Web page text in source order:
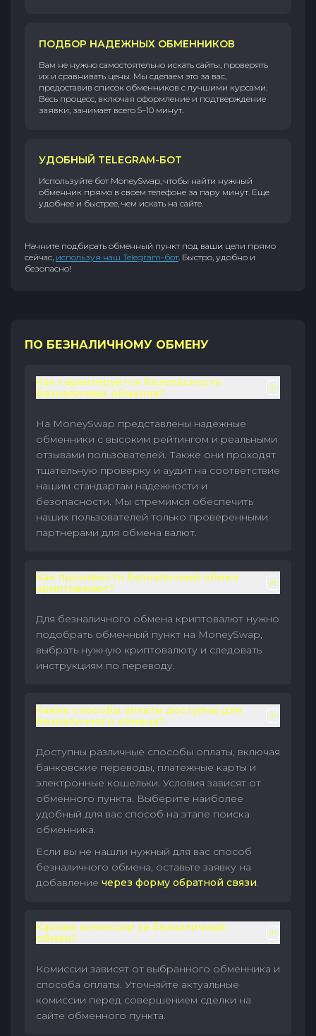
ПОДБОР НАДЕЖНЫХ ОБМЕННИКОВ
Вам не нужно самостоятельно искать сайты, проверять
их и сравнивать цены. Мы сделаем это за вас,
предоставив список обменников с лучшими курсами.
Весь процесс, включая оформление и подтверждение
заявки, занимает всего 5–10 минут.
УДОБНЫЙ TELEGRAM-БОТ
Используйте бот MoneySwap, чтобы найти нужный
обменник прямо в своем телефоне за пару минут. Еще
удобнее и быстрее, чем искать на сайте.
Начните подбирать обменный пункт под ваши цели прямо
сейчас, используя наш Telegram-бот. Быстро, удобно и
безопасно!
ПО БЕЗНАЛИЧНОМУ ОБМЕНУ
Как гарантируется безопасность
безналичных обменов?
На MoneySwap представлены надежные
обменники с высоким рейтингом и реальными
отзывами пользователей. Также они проходят
тщательную проверку и аудит на соответствие
нашим стандартам надежности и
безопасности. Мы стремимся обеспечить
наших пользователей только проверенными
партнерами для обмена валют.
Как произвести безналичный обмен
криптовалют?
Для безналичного обмена криптовалют нужно
подобрать обменный пункт на MoneySwap,
выбрать нужную криптовалюту и следовать
инструкциям по переводу.
Какие способы оплаты доступны для
безналичного обмена?
Доступны различные способы оплаты, включая
банковские переводы, платежные карты и
электронные кошельки. Условия зависят от
обменного пункта. Выберите наиболее
удобный для вас способ на этапе поиска
обменника.
Если вы не нашли нужный для вас способ
безналичного обмена, оставьте заявку на
добавление через форму обратной связи.
Каковы комиссии за безналичный
обмен?
Комиссии зависят от выбранного обменника и
способа оплаты. Уточняйте актуальные
комиссии перед совершением сделки на
сайте обменного пункта.